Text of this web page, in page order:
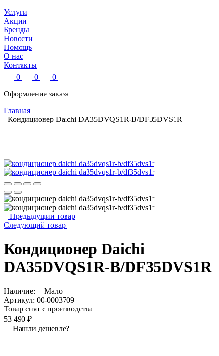
Услуги
Акции
Бренды
Новости
Помощь
О нас
Контакты
0
0
0
Оформление заказа
Главная
Кондиционер Daichi DA35DVQS1R-B/DF35DVS1R
Предыдущий товар
Следующий товар
Кондиционер Daichi
DA35DVQS1R-B/DF35DVS1R
Наличие:
Мало
Артикул: 00-0003709
Товар снят с производства
53 490 ₽
Нашли дешевле?